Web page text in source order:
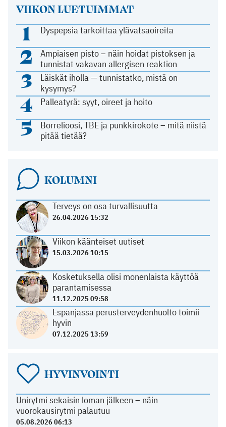
VIIKON LUETUIMMAT
1 Dyspepsia tarkoittaa ylävatsaoireita
2
Ampiaisen pisto – näin hoidat pistoksen ja
tunnistat vakavan allergisen reaktion
3
Läiskät iholla — tunnistatko, mistä on
kysymys?
4 Palleatyrä: syyt, oireet ja hoito
5
Borrelioosi, TBE ja punkkirokote – mitä niistä
pitää tietää?
KOLUMNI
Terveys on osa turvallisuutta
26.04.2026 15:32
Viikon käänteiset uutiset
15.03.2026 10:15
Kosketuksella olisi monenlaista käyttöä
parantamisessa
11.12.2025 09:58
Espanjassa perusterveydenhuolto toimii
hyvin
07.12.2025 13:59
HYVINVOINTI
Unirytmi sekaisin loman jälkeen – näin
vuorokausirytmi palautuu
05.08.2026 06:13